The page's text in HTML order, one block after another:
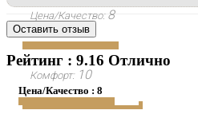
Цена/Качество: 8
Комфорт: 10
Оставить отзыв
Рейтинг : 9.16 Отлично
Цена/Качество : 8